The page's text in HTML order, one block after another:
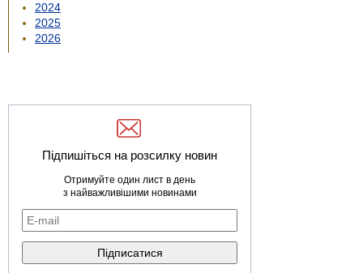
2024
2025
2026
Підпишіться на розсилку новин
Отримуйте один лист в день
з найважливішими новинами